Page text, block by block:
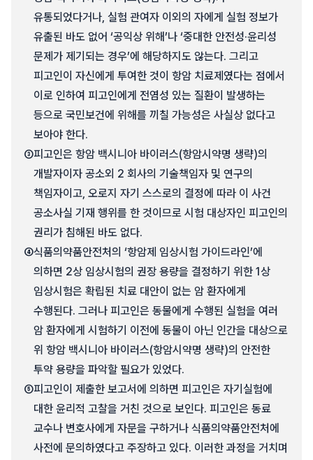
유통되었다거나, 실험 관여자 이외의 자에게 실험 정보가
유출된 바도 없어 ‘공익상 위해’나 ‘중대한 안전성·윤리성
문제가 제기되는 경우’에 해당하지도 않는다. 그리고
피고인이 자신에게 투여한 것이 항암 치료제였다는 점에서
이로 인하여 피고인에게 전염성 있는 질환이 발생하는
등으로 국민보건에 위해를 끼칠 가능성은 사실상 없다고
보아야 한다.
③피고인은 항암 백시니아 바이러스(항암시약명 생략)의
개발자이자 공소외 2 회사의 기술책임자 및 연구의
책임자이고, 오로지 자기 스스로의 결정에 따라 이 사건
공소사실 기재 행위를 한 것이므로 시험 대상자인 피고인의
권리가 침해된 바도 없다.
④식품의약품안전처의 ‘항암제 임상시험 가이드라인’에
의하면 2상 임상시험의 권장 용량을 결정하기 위한 1상
임상시험은 확립된 치료 대안이 없는 암 환자에게
수행된다. 그러나 피고인은 동물에게 수행된 실험을 여러
암 환자에게 시험하기 이전에 동물이 아닌 인간을 대상으로
위 항암 백시니아 바이러스(항암시약명 생략)의 안전한
투약 용량을 파악할 필요가 있었다.
⑤피고인이 제출한 보고서에 의하면 피고인은 자기실험에
대한 윤리적 고찰을 거친 것으로 보인다. 피고인은 동료
교수나 변호사에게 자문을 구하거나 식품의약품안전처에
사전에 문의하였다고 주장하고 있다. 이러한 과정을 거치며